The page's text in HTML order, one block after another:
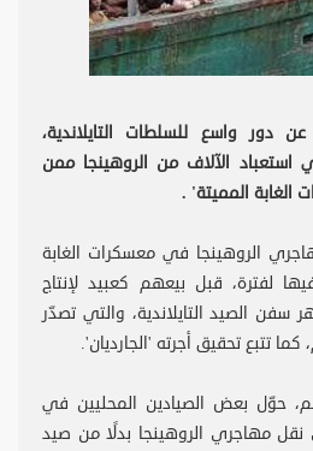
دور واسع للسلطات التايلاندية،
استعباد الآلاف من الروهينجا ممن
الغابة المميتة' .
الروهينجا في معسكرات الغابة
لفترة، قبل بيعهم كعبيد لإنتاج
سفن الصيد التايلاندية، والتي تصدّر
كما تتبع تحقيق أجرته 'الجارديان'.
حوّل بعض الصيادين المحليين في
نقل مهاجري الروهينجا بدلًا من صيد